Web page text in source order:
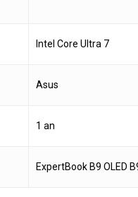
Intel Core Ultra 7
Asus
1 an
ExpertBook B9 OLED